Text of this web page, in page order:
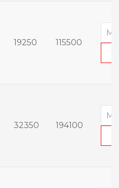
19250 115500
32350 194100